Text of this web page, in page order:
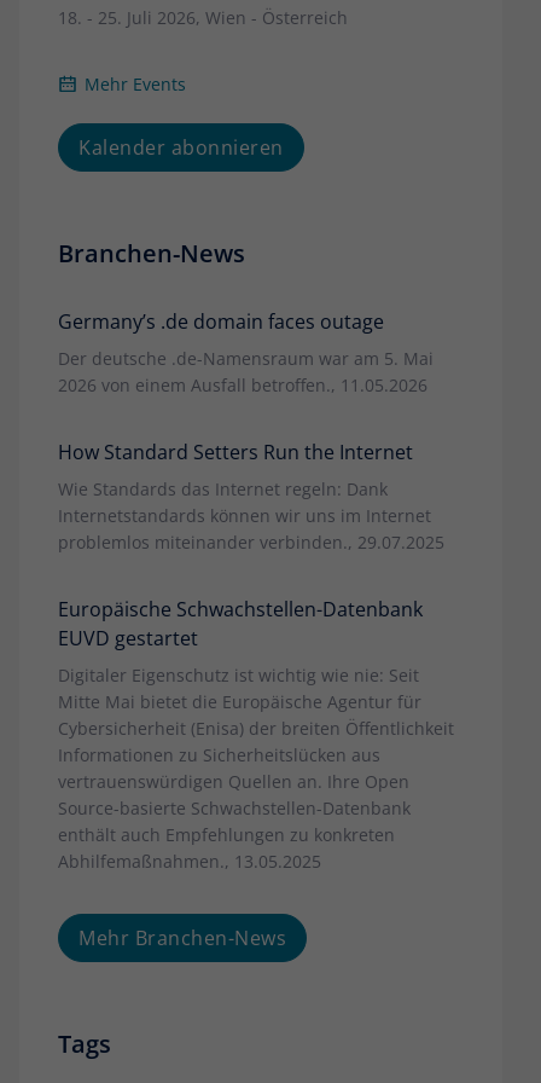
18. - 25. Juli 2026, Wien - Österreich
Mehr Events
Kalender abonnieren
Branchen-News
Germany’s .de domain faces outage
Der deutsche .de-Namensraum war am 5. Mai
2026 von einem Ausfall betroffen., 11.05.2026
How Standard Setters Run the Internet
Wie Standards das Internet regeln: Dank
Internetstandards können wir uns im Internet
problemlos miteinander verbinden., 29.07.2025
Europäische Schwachstellen-Datenbank
EUVD gestartet
Digitaler Eigenschutz ist wichtig wie nie: Seit
Mitte Mai bietet die Europäische Agentur für
Cybersicherheit (Enisa) der breiten Öffentlichkeit
Informationen zu Sicherheitslücken aus
vertrauenswürdigen Quellen an. Ihre Open
Source-basierte Schwachstellen-Datenbank
enthält auch Empfehlungen zu konkreten
Abhilfemaßnahmen., 13.05.2025
Mehr Branchen-News
Tags